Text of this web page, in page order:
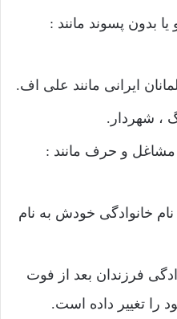
بدون پسوند مانند :
ایرانی مانند علی اف.
، شهردار.
مشاغل و حرف مانند :
خانوادگی خودش به نام
فرزندان بعد از فوت
را تغییر داده است.